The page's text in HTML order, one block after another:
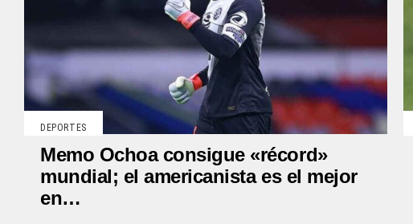
DEPORTES
Memo Ochoa consigue «récord»
mundial; el americanista es el mejor
en…